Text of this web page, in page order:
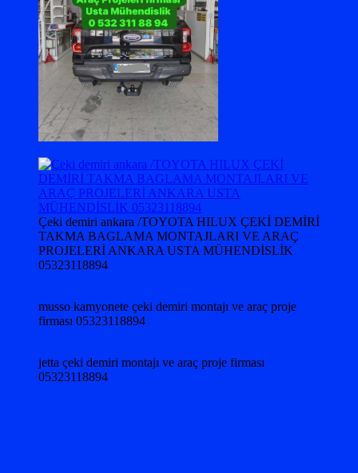
Çeki demiri ankara /TOYOTA HILUX ÇEKİ DEMİRİ
TAKMA BAGLAMA MONTAJLARI VE ARAÇ
PROJELERİ ANKARA USTA MÜHENDİSLİK
05323118894
musso kamyonete çeki demiri montajı ve araç proje
firması 05323118894
jetta çeki demiri montajı ve araç proje firması
05323118894